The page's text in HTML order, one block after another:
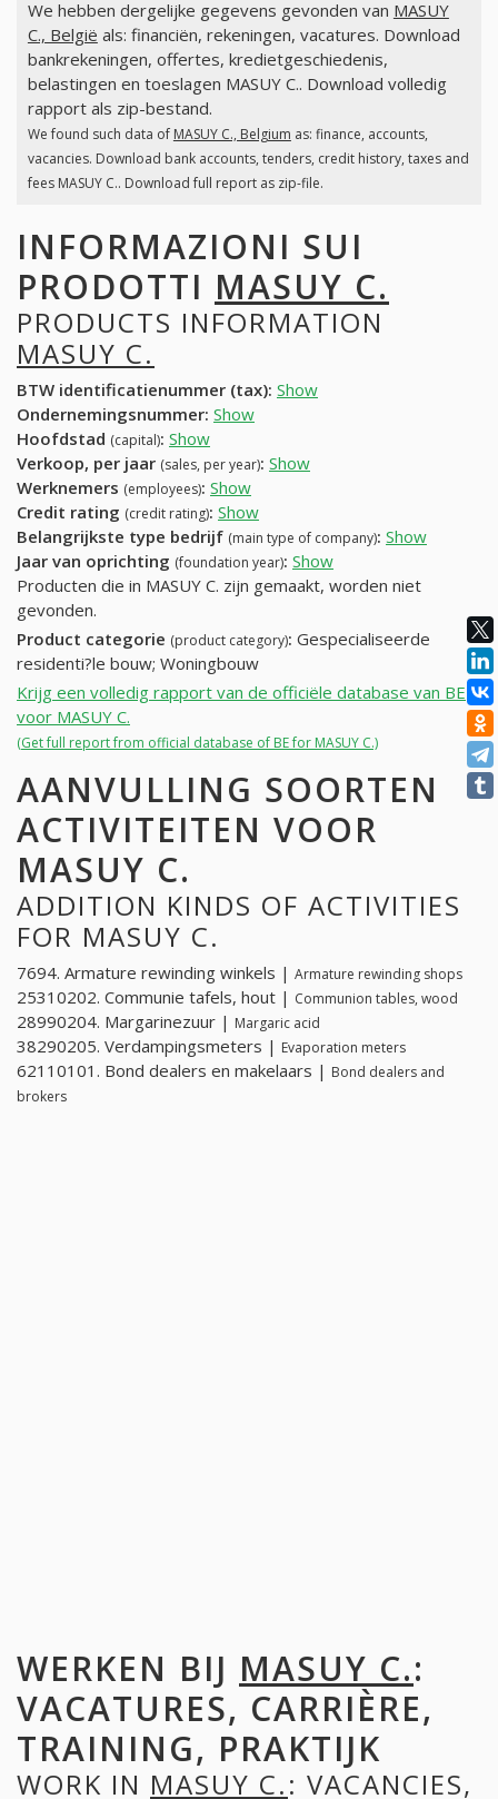
We hebben dergelijke gegevens gevonden van MASUY
C., België als: financiën, rekeningen, vacatures. Download
bankrekeningen, offertes, kredietgeschiedenis,
belastingen en toeslagen MASUY C.. Download volledig
rapport als zip-bestand.
We found such data of MASUY C., Belgium as: finance, accounts,
vacancies. Download bank accounts, tenders, credit history, taxes and
fees MASUY C.. Download full report as zip-file.
INFORMAZIONI SUI
PRODOTTI MASUY C.
PRODUCTS INFORMATION
MASUY C.
BTW identificatienummer (tax): Show
Ondernemingsnummer: Show
Hoofdstad (capital): Show
Verkoop, per jaar (sales, per year): Show
Werknemers (employees): Show
Credit rating (credit rating): Show
Belangrijkste type bedrijf (main type of company): Show
Jaar van oprichting (foundation year): Show
Producten die in MASUY C. zijn gemaakt, worden niet
gevonden.
Product categorie (product category): Gespecialiseerde
residenti?le bouw; Woningbouw
Krijg een volledig rapport van de officiële database van BE
voor MASUY C.
(Get full report from official database of BE for MASUY C.)
AANVULLING SOORTEN
ACTIVITEITEN VOOR
MASUY C.
ADDITION KINDS OF ACTIVITIES
FOR MASUY C.
7694. Armature rewinding winkels | Armature rewinding shops
25310202. Communie tafels, hout | Communion tables, wood
28990204. Margarinezuur | Margaric acid
38290205. Verdampingsmeters | Evaporation meters
62110101. Bond dealers en makelaars | Bond dealers and
brokers
WERKEN BIJ MASUY C.:
VACATURES, CARRIÈRE,
TRAINING, PRAKTIJK
WORK IN MASUY C.: VACANCIES,